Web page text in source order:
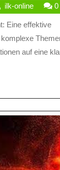
Von
Mit
ilk-onlineilk-
online
0
auf eine